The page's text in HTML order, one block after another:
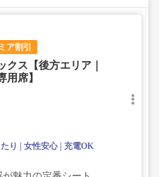
ア割引
クス【後方エリア｜
用席】
り 女性安心
充電OK